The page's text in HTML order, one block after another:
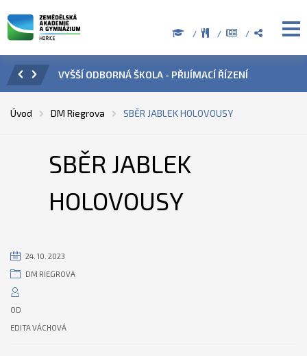
ÚŘEDNÍ HODINY V OBDOBÍ LETNÍCH PRÁZDNIN
Úvod DM Riegrova SBĚR JABLEK HOLOVOUSY
SBĚR JABLEK
HOLOVOUSY
24. 10. 2023
DM RIEGROVA
OD
EDITA VÁCHOVÁ